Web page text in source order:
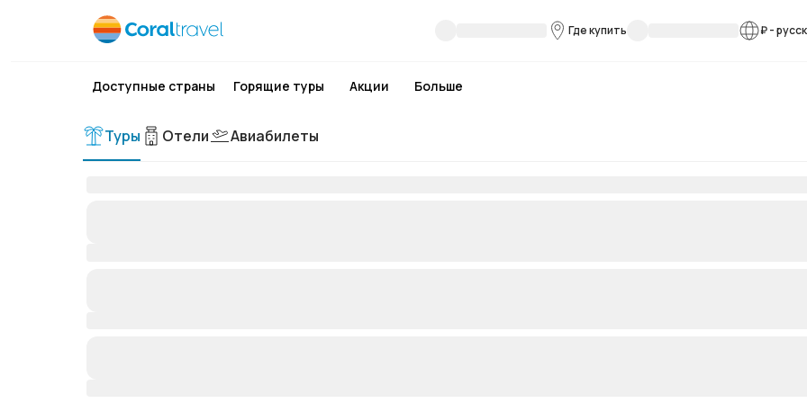
Где купить ₽-
Доступные страны Горящие туры Акции Больше
Туры Отели Авиабилеты